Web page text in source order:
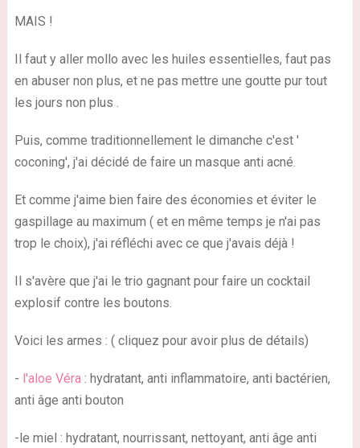
MAIS !
Il faut y aller mollo avec les huiles essentielles, faut pas
en abuser non plus, et ne pas mettre une goutte pur tout
les jours non plus .
Puis, comme traditionnellement le dimanche c'est '
coconing', j'ai décidé de faire un masque anti acné.
Et comme j'aime bien faire des économies et éviter le
gaspillage au maximum ( et en même temps je n'ai pas
trop le choix), j'ai réfléchi avec ce que j'avais déjà !
Il s'avère que j'ai le trio gagnant pour faire un cocktail
explosif contre les boutons.
Voici les armes : ( cliquez pour avoir plus de détails)
- l'aloe Véra : hydratant, anti inflammatoire, anti bactérien,
anti âge anti bouton
-le miel : hydratant, nourrissant, nettoyant, anti âge anti